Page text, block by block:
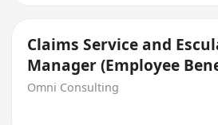
Claims Service and
Manager (Employee
Omni Consulting